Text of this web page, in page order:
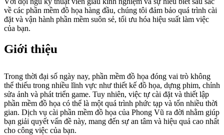
về các phần mềm đồ họa hàng đầu, chúng tôi đảm bảo quá trình cài
đặt và vận hành phần mềm suôn sẻ, tối ưu hóa hiệu suất làm việc
của bạn.
Giới thiệu
Trong thời đại số ngày nay, phần mềm đồ họa đóng vai trò không
thể thiếu trong nhiều lĩnh vực như thiết kế đồ họa, dựng phim, chỉnh
sửa ảnh và phát triển game. Tuy nhiên, việc tự cài đặt và thiết lập
phần mềm đồ họa có thể là một quá trình phức tạp và tốn nhiều thời
gian. Dịch vụ cài phần mềm đồ họa của Phong Vũ ra đời nhằm giúp
bạn giải quyết vấn đề này, mang đến sự an tâm và hiệu quả cao nhất
cho công việc của bạn.